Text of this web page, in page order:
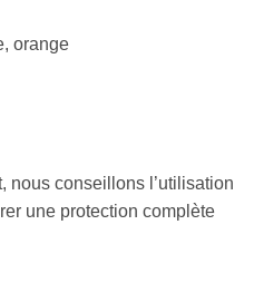
orange
nous conseillons l’utilisation
une protection complète